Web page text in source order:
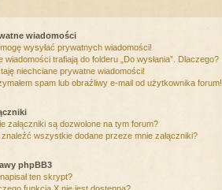
wiadomości
wysyłać prywatnych wiadomości!
wiadomości trafiają do folderu „Do wysłania”. Dlaczego?
niechciane prywatne wiadomości!
spam lub obraźliwy e-mail od użytkownika forum!
załączniki są dozwolone na tym forum?
wszystkie dodane przeze mnie załączniki?
phpBB3
ten skrypt?